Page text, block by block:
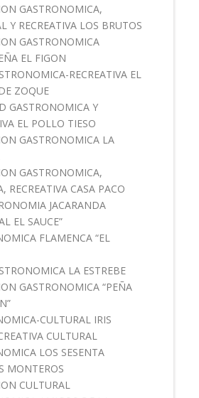
GASTRONOMICA,
Y RECREATIVA LOS BRUTOS
GASTRONOMICA
EL FIGON
RECREATIVA EL
ZOQUE
GASTRONOMICA Y
EL POLLO TIESO
GASTRONOMICA LA
GASTRONOMICA,
RECREATIVA CASA PACO
JACARANDA
EL SAUCE”
FLAMENCA “EL
LA ESTREBE
GASTRONOMICA “PEÑA
CULTURAL IRIS
CULTURAL
LOS SESENTA
MONTEROS
CULTURAL